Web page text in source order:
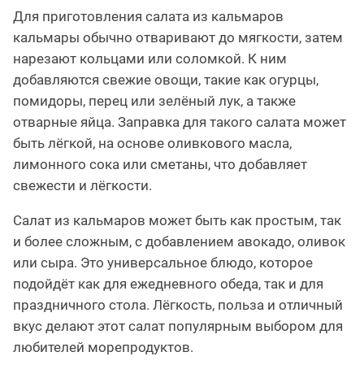
Для приготовления салата из кальмаров
кальмары обычно отваривают до мягкости, затем
нарезают кольцами или соломкой. К ним
добавляются свежие овощи, такие как огурцы,
помидоры, перец или зелёный лук, а также
отварные яйца. Заправка для такого салата может
быть лёгкой, на основе оливкового масла,
лимонного сока или сметаны, что добавляет
свежести и лёгкости.
Салат из кальмаров может быть как простым, так
и более сложным, с добавлением авокадо, оливок
или сыра. Это универсальное блюдо, которое
подойдёт как для ежедневного обеда, так и для
праздничного стола. Лёгкость, польза и отличный
вкус делают этот салат популярным выбором для
любителей морепродуктов.